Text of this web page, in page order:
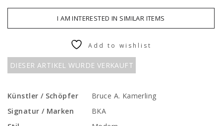
I AM INTERESTED IN SIMILAR ITEMS
DIESER ARTIKEL WURDE VERKAUFT
Add to wishlist
Künstler / Schöpfer
Bruce A. Kamerling
Signatur / Marken
BKA